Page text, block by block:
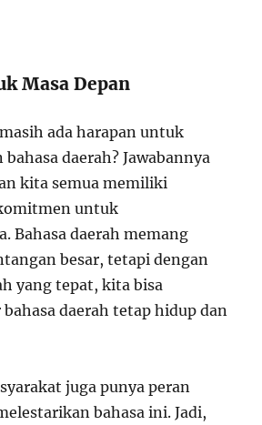
Masa Depan
ada harapan untuk
daerah? Jawabannya
kita semua memiliki
untuk
Bahasa daerah memang
besar, tetapi dengan
yang tepat, kita bisa
daerah tetap hidup dan
juga punya peran
bahasa ini. Jadi,